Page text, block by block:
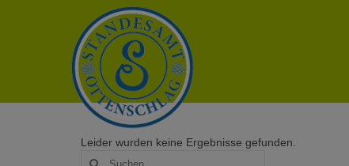
Leider wurden keine Ergebnisse gefunden.
Suche